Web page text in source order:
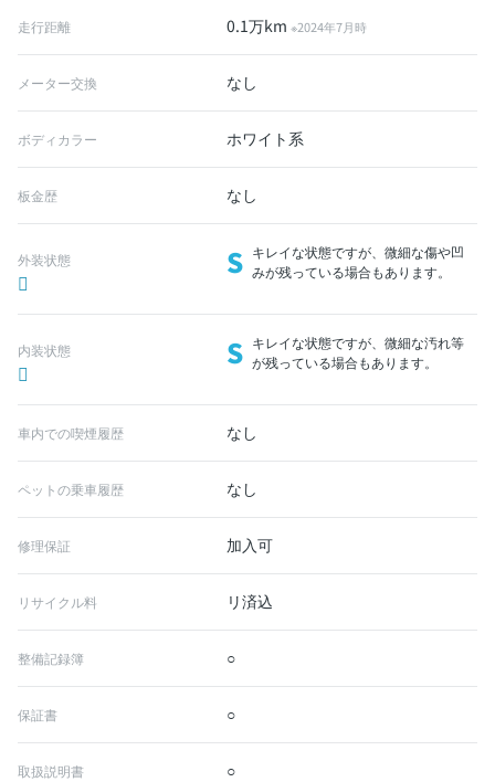
走行距離 0.1万km※2024年7月時
メーター交換 なし
ボディカラー ホワイト系
板金歴 なし
外装状態 S キレイな状態ですが、微細な傷や凹
みが残っている場合もあります。
内装状態 S キレイな状態ですが、微細な汚れ等
が残っている場合もあります。
車内での喫煙履歴 なし
ペットの乗車履歴 なし
修理保証 加入可
リサイクル料 リ済込
整備記録簿 ○
保証書 ○
取扱説明書 ○